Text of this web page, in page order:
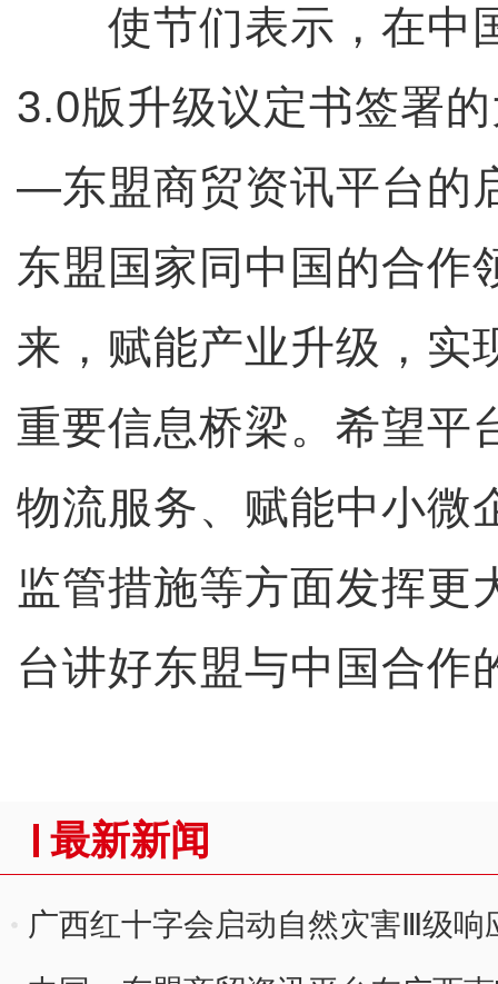
使节们表示，在中
3.0版升级议定书签署
—东盟商贸资讯平台的
东盟国家同中国的合作
来，赋能产业升级，实
重要信息桥梁。希望平
物流服务、赋能中小微
监管措施等方面发挥更
台讲好东盟与中国合作
最新新闻
广西红十字会启动自然灾害Ⅲ级